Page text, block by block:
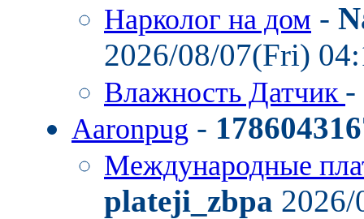
Нарколог на дом -
2026/08/07(Fri)
Влажность Датчик -
Aaronpug -
Международные
plateji_zbpa